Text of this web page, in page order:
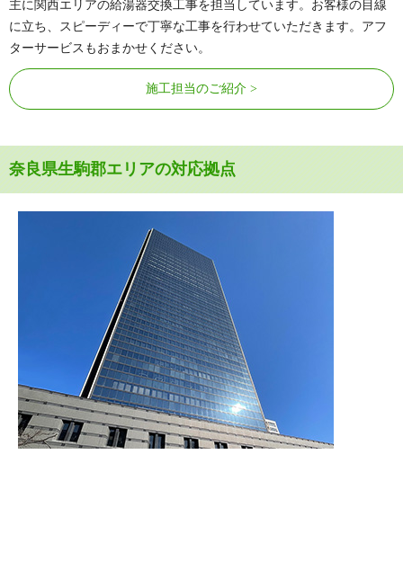
主に関西エリアの給湯器交換工事を担当しています。お客様の目線
に立ち、スピーディーで丁寧な工事を行わせていただきます。アフ
ターサービスもおまかせください。
施工担当のご紹介
奈良県生駒郡エリアの対応拠点